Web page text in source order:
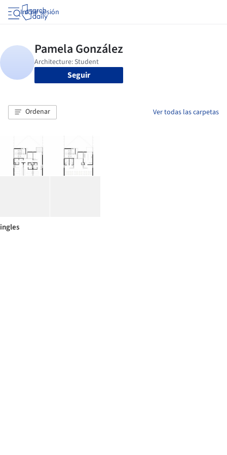
Iniciar sesión
Seguir
Ordenar Ver todas las carpetas
ingles